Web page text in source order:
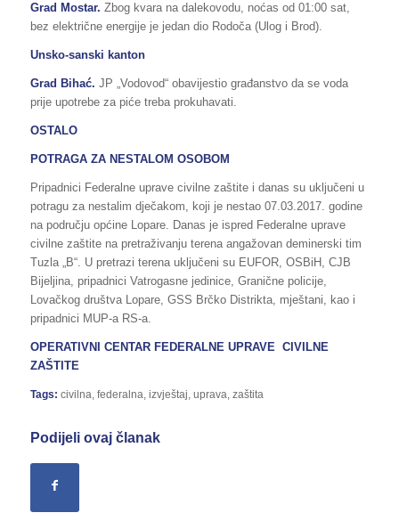
Grad Mostar. Zbog kvara na dalekovodu, noćas od 01:00 sat,
bez električne energije je jedan dio Rodoča (Ulog i Brod).
Unsko-sanski kanton
Grad Bihać. JP „Vodovod“ obavijestio građanstvo da se voda
prije upotrebe za piće treba prokuhavati.
OSTALO
POTRAGA ZA NESTALOM OSOBOM
Pripadnici Federalne uprave civilne zaštite i danas su uključeni u
potragu za nestalim dječakom, koji je nestao 07.03.2017. godine
na području općine Lopare. Danas je ispred Federalne uprave
civilne zaštite na pretraživanju terena angažovan deminerski tim
Tuzla „B“. U pretrazi terena uključeni su EUFOR, OSBiH, CJB
Bijeljina, pripadnici Vatrogasne jedinice, Granične policije,
Lovačkog društva Lopare, GSS Brčko Distrikta, mještani, kao i
pripadnici MUP-a RS-a.
OPERATIVNI CENTAR FEDERALNE UPRAVE CIVILNE
ZAŠTITE
Tags: civilna federalna izvještaj uprava zaštita
Podijeli ovaj članak